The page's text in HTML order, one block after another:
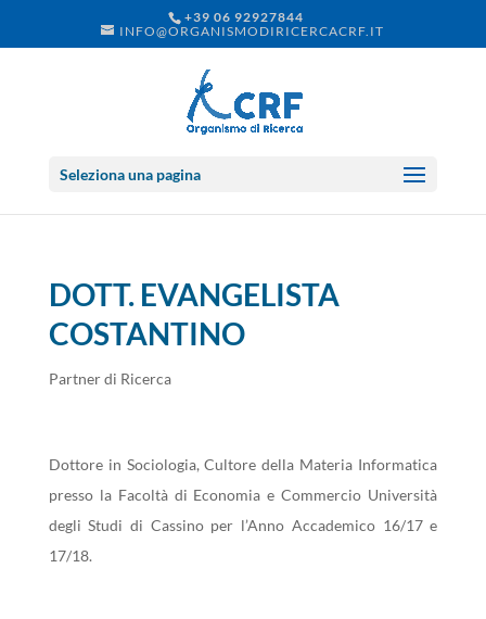
+39 06 92927844
INFO@ORGANISMODIRICERCACRF.IT
Seleziona una pagina
DOTT. EVANGELISTA
COSTANTINO
Partner di Ricerca
Dottore in Sociologia, Cultore della Materia Informatica
presso la Facoltà di Economia e Commercio Università
degli Studi di Cassino per l’Anno Accademico 16/17 e
17/18.